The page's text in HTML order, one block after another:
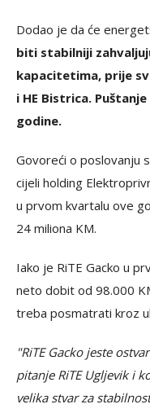
Dodao je da će
biti stabilniji
kapacitetima, prije
i HE Bistrica.
godine.
Govoreći o poslovanju
cijeli holding
u prvom kvartalu ove
24 miliona KM.
Iako je RiTE Gacko u
neto dobit od 98.000
treba posmatrati kroz
"RiTE Gacko jeste
pitanje RiTE Ugljevik i
velika stvar za